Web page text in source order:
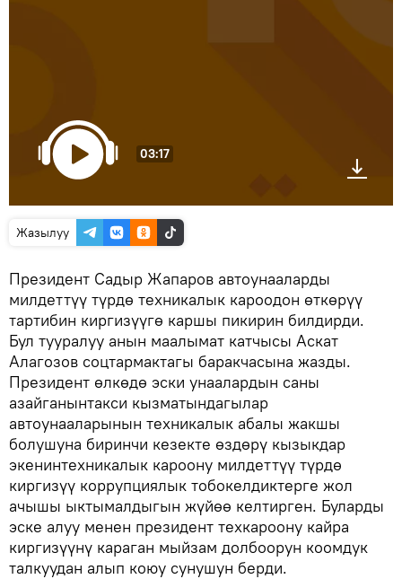
03:17
Жазылуу
Президент Садыр Жапаров автоунааларды
милдеттүү түрдө техникалык кароодон өткөрүү
тартибин киргизүүгө каршы пикирин билдирди.
Бул тууралуу анын маалымат катчысы Аскат
Алагозов соцтармактагы баракчасына жазды.
Президент өлкөдө эски унаалардын саны
азайганынтакси кызматындагылар
автоунааларынын техникалык абалы жакшы
болушуна биринчи кезекте өздөрү кызыкдар
экенинтехникалык кароону милдеттүү түрдө
киргизүү коррупциялык тобокелдиктерге жол
ачышы ыктымалдыгын жүйөө келтирген. Буларды
эске алуу менен президент техкароону кайра
киргизүүнү караган мыйзам долбоорун коомдук
талкуудан алып коюу сунушун берди.